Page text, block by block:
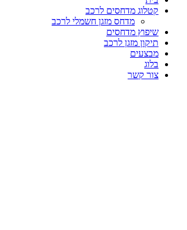
קטלוג מדחסים לרכב
מדחס מזגן חשמלי לרכב
שיפוץ מדחסים
תיקון מזגן לרכב
מבצעים
בלוג
צור קשר